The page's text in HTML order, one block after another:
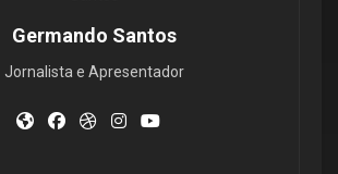
Germando Santos
Jornalista e Apresentador